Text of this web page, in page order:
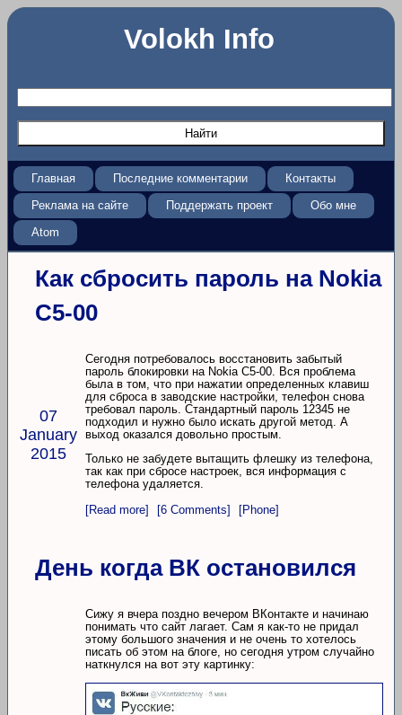
Volokh Info
Главная Последние комментарии
Контакты
Реклама на сайте
Поддержать проект
Обо мне
Atom
Как сбросить пароль на Nokia
C5-00
07
January
2015
Сегодня потребовалось восстановить забытый
пароль блокировки на Nokia C5-00. Вся проблема
была в том, что при нажатии определенных клавиш
для сброса в заводские настройки, телефон снова
требовал пароль. Стандартный пароль 12345 не
подходил и нужно было искать другой метод. А
выход оказался довольно простым.
Только не забудете вытащить флешку из телефона,
так как при сбросе настроек, вся информация с
телефона удаляется.
[Read more]
[6 Comments] [Phone]
День когда ВК остановился
Сижу я вчера поздно вечером ВКонтакте и начинаю
понимать что сайт лагает. Сам я как-то не придал
этому большого значения и не очень то хотелось
писать об этом на блоге, но сегодня утром случайно
наткнулся на вот эту картинку: